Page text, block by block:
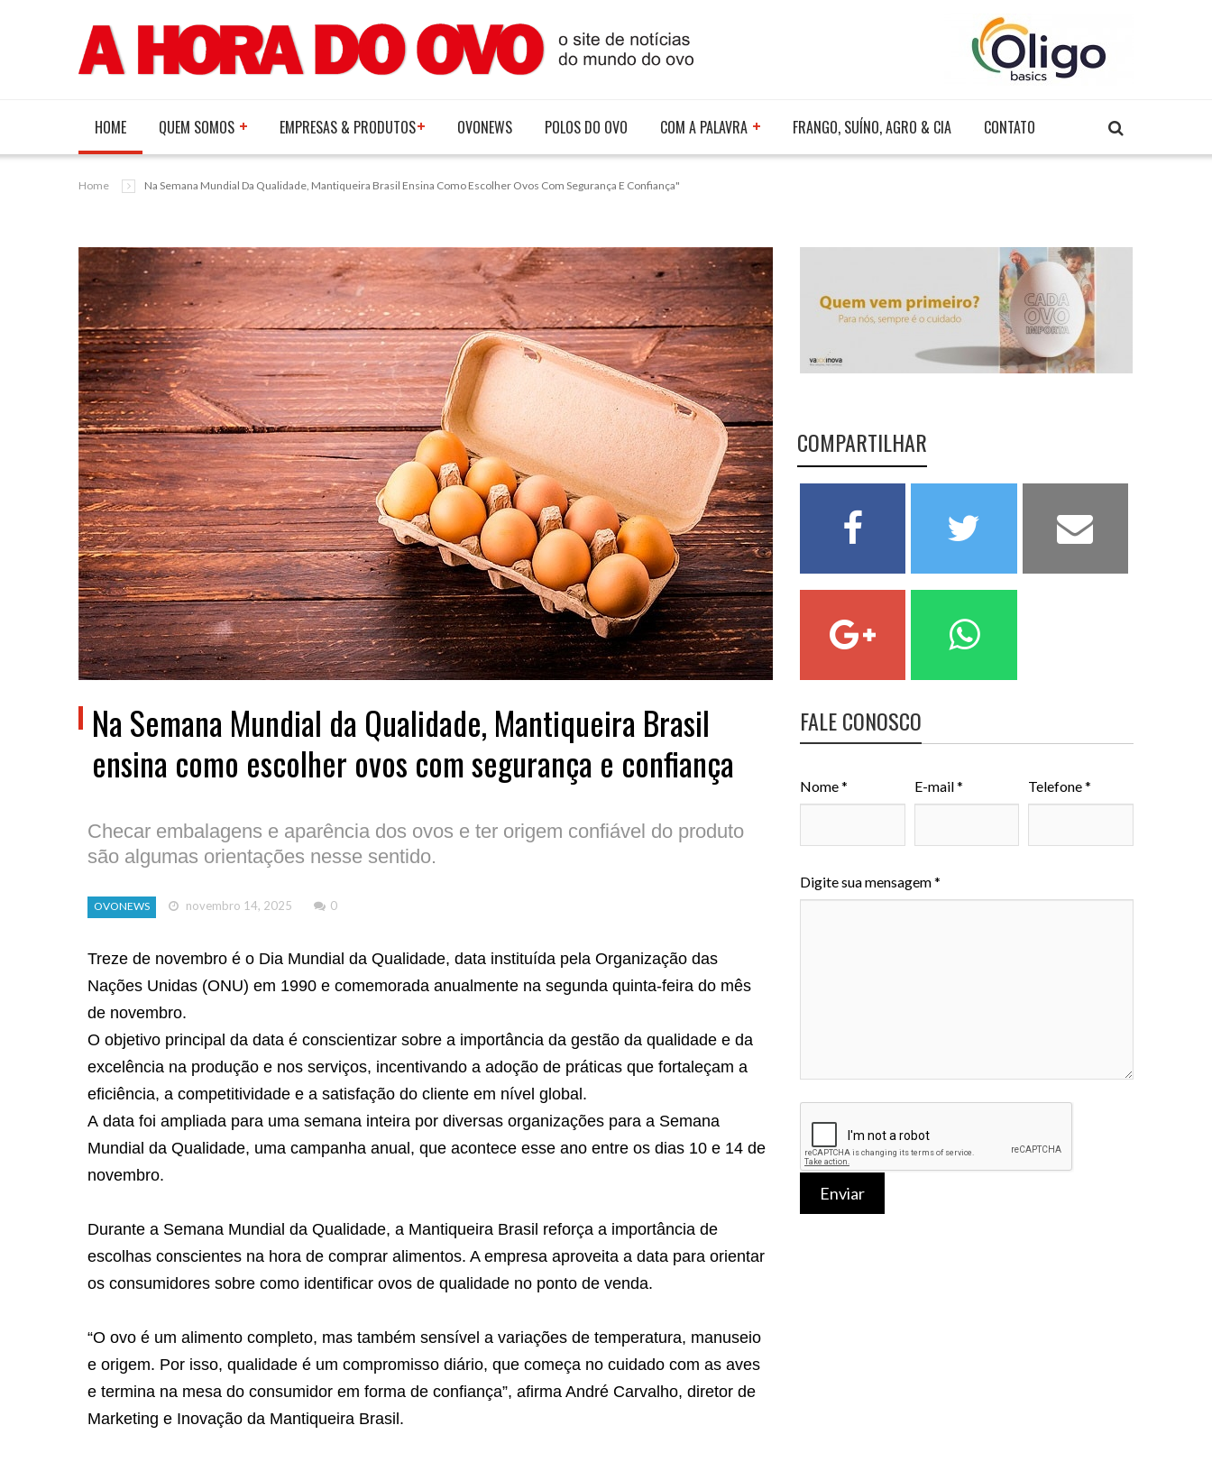
HOME QUEM SOMOS EMPRESAS & PRODUTOS OVONEWS POLOS DO OVO COM A PALAVRA FRANGO, SUÍNO, AGRO & CIA CONTATO
Home Na Semana Mundial Da Qualidade, Mantiqueira Brasil Ensina Como Escolher Ovos Com Segurança E Confiança"
Na Semana Mundial da Qualidade, Mantiqueira Brasil
ensina como escolher ovos com segurança e confiança
Checar embalagens e aparência dos ovos e ter origem confiável do produto
são algumas orientações nesse sentido.
OVONEWS novembro 14, 2025 0
Treze de novembro é o Dia Mundial da Qualidade, data instituída pela Organização das
Nações Unidas (ONU) em 1990 e comemorada anualmente na segunda quinta-feira do mês
de novembro.
O objetivo principal da data é conscientizar sobre a importância da gestão da qualidade e da
excelência na produção e nos serviços, incentivando a adoção de práticas que fortaleçam a
eficiência, a competitividade e a satisfação do cliente em nível global.
A data foi ampliada para uma semana inteira por diversas organizações para a Semana
Mundial da Qualidade, uma campanha anual, que acontece esse ano entre os dias 10 e 14 de
novembro.
Durante a Semana Mundial da Qualidade, a Mantiqueira Brasil reforça a importância de
escolhas conscientes na hora de comprar alimentos. A empresa aproveita a data para orientar
os consumidores sobre como identificar ovos de qualidade no ponto de venda.
“O ovo é um alimento completo, mas também sensível a variações de temperatura, manuseio
e origem. Por isso, qualidade é um compromisso diário, que começa no cuidado com as aves
e termina na mesa do consumidor em forma de confiança”, afirma André Carvalho, diretor de
Marketing e Inovação da Mantiqueira Brasil.
COMPARTILHAR
FALE CONOSCO
Nome * E-mail * Telefone *
Digite sua mensagem *
Enviar